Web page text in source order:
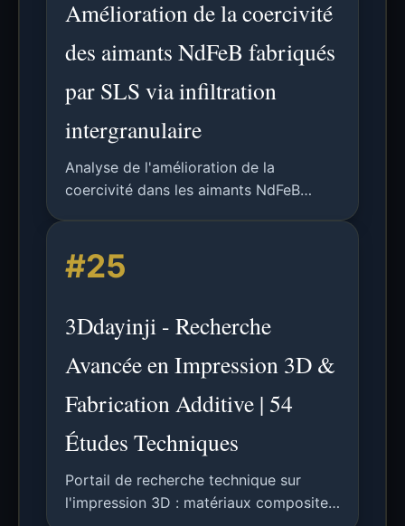
Amélioration de la coercivité
des aimants NdFeB fabriqués
par SLS via infiltration
intergranulaire
Analyse de l'amélioration de la
coercivité dans les aimants NdFeB
alliages à bas point de fusion.
#25
3Ddayinji - Recherche
Avancée en Impression 3D &
Fabrication Additive | 54
Études Techniques
Portail de recherche technique sur
l'impression 3D : matériaux composites,